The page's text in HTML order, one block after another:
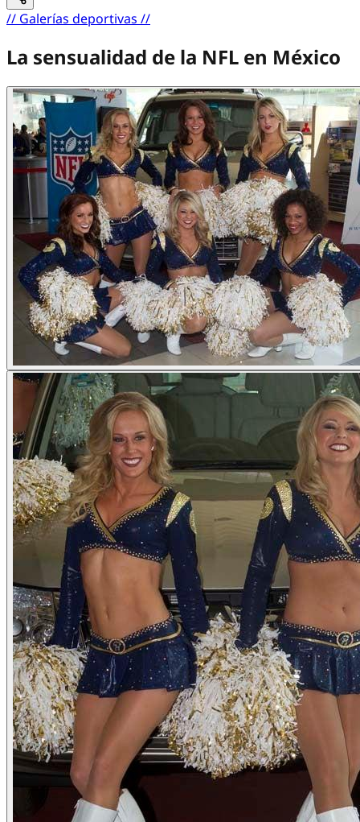
// Galerías deportivas //
La sensualidad de la NFL en México